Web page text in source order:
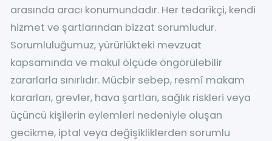
arasında aracı konumundadır. Her tedarikçi, kendi
hizmet ve şartlarından bizzat sorumludur.
Sorumluluğumuz, yürürlükteki mevzuat
kapsamında ve makul ölçüde öngörülebilir
zararlarla sınırlıdır. Mücbir sebep, resmî makam
kararları, grevler, hava şartları, sağlık riskleri veya
üçüncü kişilerin eylemleri nedeniyle oluşan
gecikme, iptal veya değişikliklerden sorumlu